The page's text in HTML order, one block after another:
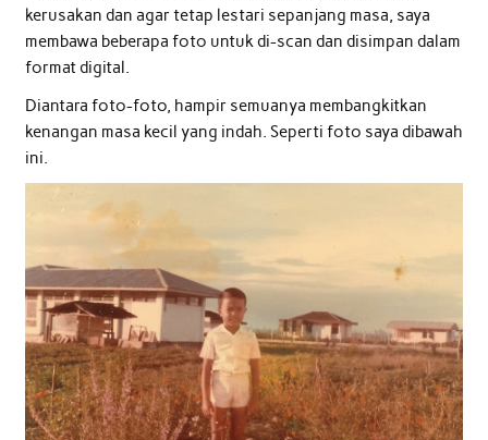
kerusakan dan agar tetap lestari sepanjang masa, saya
membawa beberapa foto untuk di-scan dan disimpan dalam
format digital.
Diantara foto-foto, hampir semuanya membangkitkan
kenangan masa kecil yang indah. Seperti foto saya dibawah
ini.